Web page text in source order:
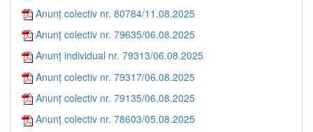
Anunț colectiv nr. 80784/11.08.2025
Anunț colectiv nr. 79635/06.08.2025
Anunț individual nr. 79313/06.08.2025
Anunț colectiv nr. 79317/06.08.2025
Anunț colectiv nr. 79135/06.08.2025
Anunț colectiv nr. 78603/05.08.2025